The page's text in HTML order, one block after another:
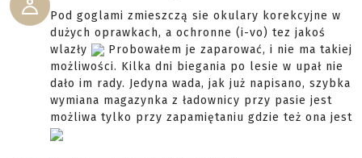
Pod goglami zmieszczą sie okulary korekcyjne w
dużych oprawkach, a ochronne (i-vo) tez jakoś
wlazły
Probowałem je zaparować, i nie ma takiej
możliwości. Kilka dni biegania po lesie w upał nie
dało im rady. Jedyna wada, jak już napisano, szybka
wymiana magazynka z ładownicy przy pasie jest
możliwa tylko przy zapamiętaniu gdzie też ona jest